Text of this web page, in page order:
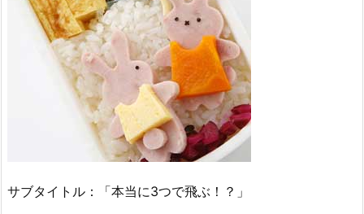
サブタイトル：「本当に3つで飛ぶ！？」